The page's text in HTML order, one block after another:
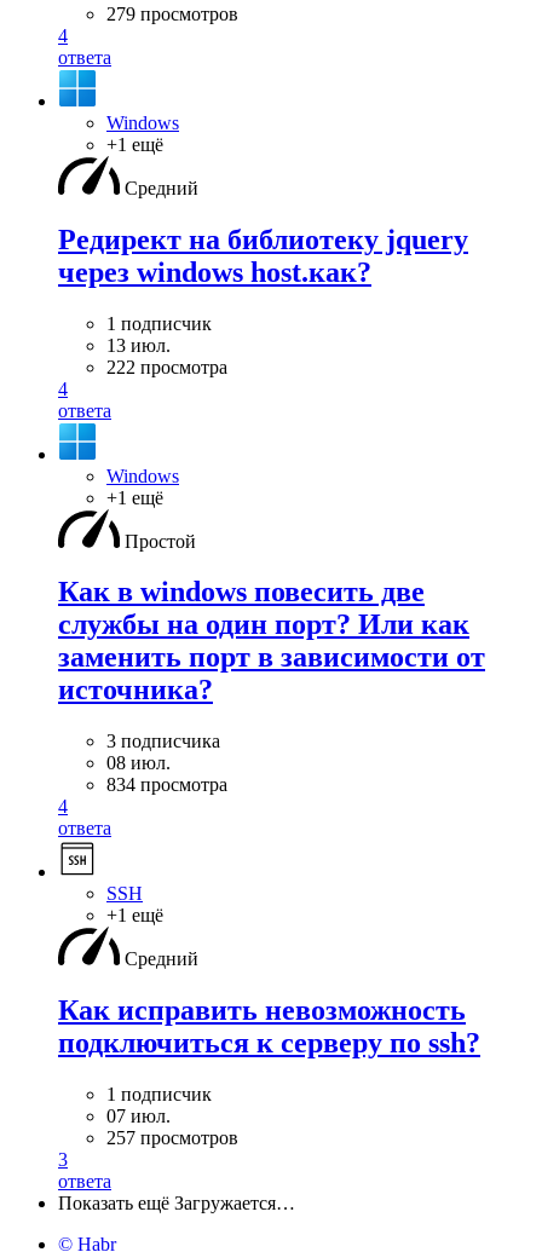
279 просмотров
4
ответа
Windows
+1 ещё
Средний
Редирект на библиотеку jquery
через windows host.как?
1 подписчик
13 июл.
222 просмотра
4
ответа
Windows
+1 ещё
Простой
Как в windows повесить две
службы на один порт? Или как
заменить порт в зависимости от
источника?
3 подписчика
08 июл.
834 просмотра
4
ответа
SSH
+1 ещё
Средний
Как исправить невозможность
подключиться к серверу по ssh?
1 подписчик
07 июл.
257 просмотров
3
ответа
Показать ещё Загружается…
© Habr